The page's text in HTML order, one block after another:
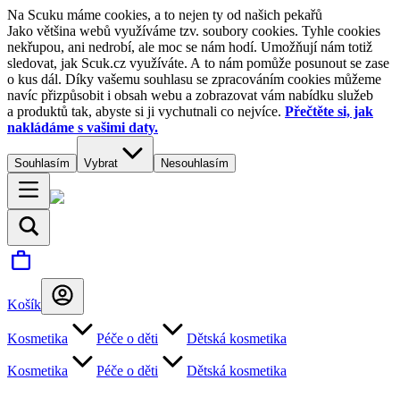
Na Scuku máme cookies, a to nejen ty od našich pekařů
Jako většina webů využíváme tzv. soubory cookies. Tyhle cookies
nekřupou, ani nedrobí, ale moc se nám hodí. Umožňují nám totiž
sledovat, jak Scuk.cz využíváte. A to nám pomůže posunout se zase
o kus dál. Díky vašemu souhlasu se zpracováním cookies můžeme
navíc přizpůsobit i obsah webu a zobrazovat vám nabídku služeb
a produktů tak, abyste si ji vychutnali co nejvíce. Přečtěte si, jak
nakládáme s vašimi daty.
Souhlasím Vybrat Nesouhlasím
Košík
Kosmetika Péče o děti Dětská kosmetika
Kosmetika Péče o děti Dětská kosmetika